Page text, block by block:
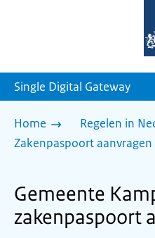
Single Digital Gateway
Home
Regelen in
Zakenpaspoort aanvragen
Gemeente
zakenpaspoort